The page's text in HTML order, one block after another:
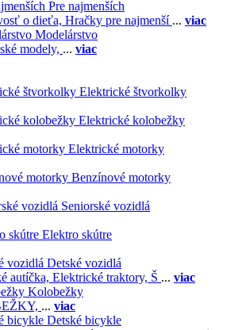
Pre najmenších
o dieťa, Hračky pre najmenší ... viac
Modelárstvo
modely, ... viac
Elektrické štvorkolky
Elektrické kolobežky
Elektrické motorky
Benzínové motorky
Seniorské vozidlá
Elektro skútre
Detské vozidlá
autíčka, Elektrické traktory, Š ... viac
Kolobežky
... viac
Detské bicykle